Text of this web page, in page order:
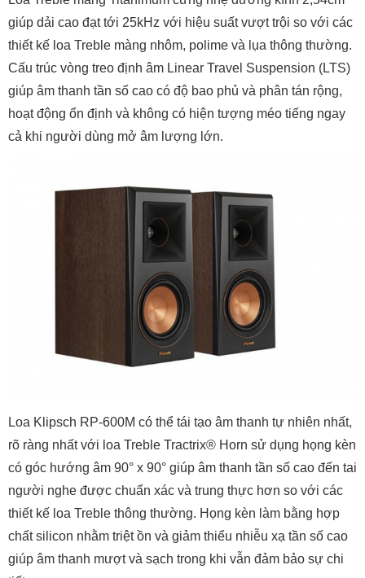
giúp dải cao đạt tới 25kHz với hiệu suất vượt trội so với các
thiết kế loa Treble màng nhôm, polime và lụa thông thường.
Cấu trúc vòng treo định âm Linear Travel Suspension (LTS)
giúp âm thanh tần số cao có độ bao phủ và phân tán rộng,
hoạt động ổn định và không có hiện tượng méo tiếng ngay
cả khi người dùng mở âm lượng lớn.
Loa Klipsch RP-600M có thể tái tạo âm thanh tự nhiên nhất,
rõ ràng nhất với loa Treble Tractrix® Horn sử dụng họng kèn
có góc hướng âm 90° x 90° giúp âm thanh tần số cao đến tai
người nghe được chuẩn xác và trung thực hơn so với các
thiết kế loa Treble thông thường. Họng kèn làm bằng hợp
chất silicon nhằm triệt ồn và giảm thiểu nhiễu xạ tần số cao
giúp âm thanh mượt và sạch trong khi vẫn đảm bảo sự chi